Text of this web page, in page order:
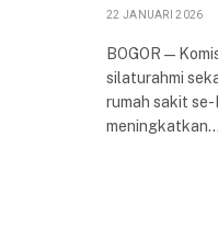
22 JANUARI 2026
BOGOR —
silaturahmi
rumah sakit
meningkatkan…